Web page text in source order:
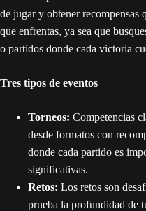
de jugar y obtener recompensas
que enfrentas, ya sea que
o partidos donde cada victoria
Tres tipos de eventos
Torneos: Competencias
desde formatos con
donde cada partido es
significativas.
Retos: Los retos son
prueba la profundidad de